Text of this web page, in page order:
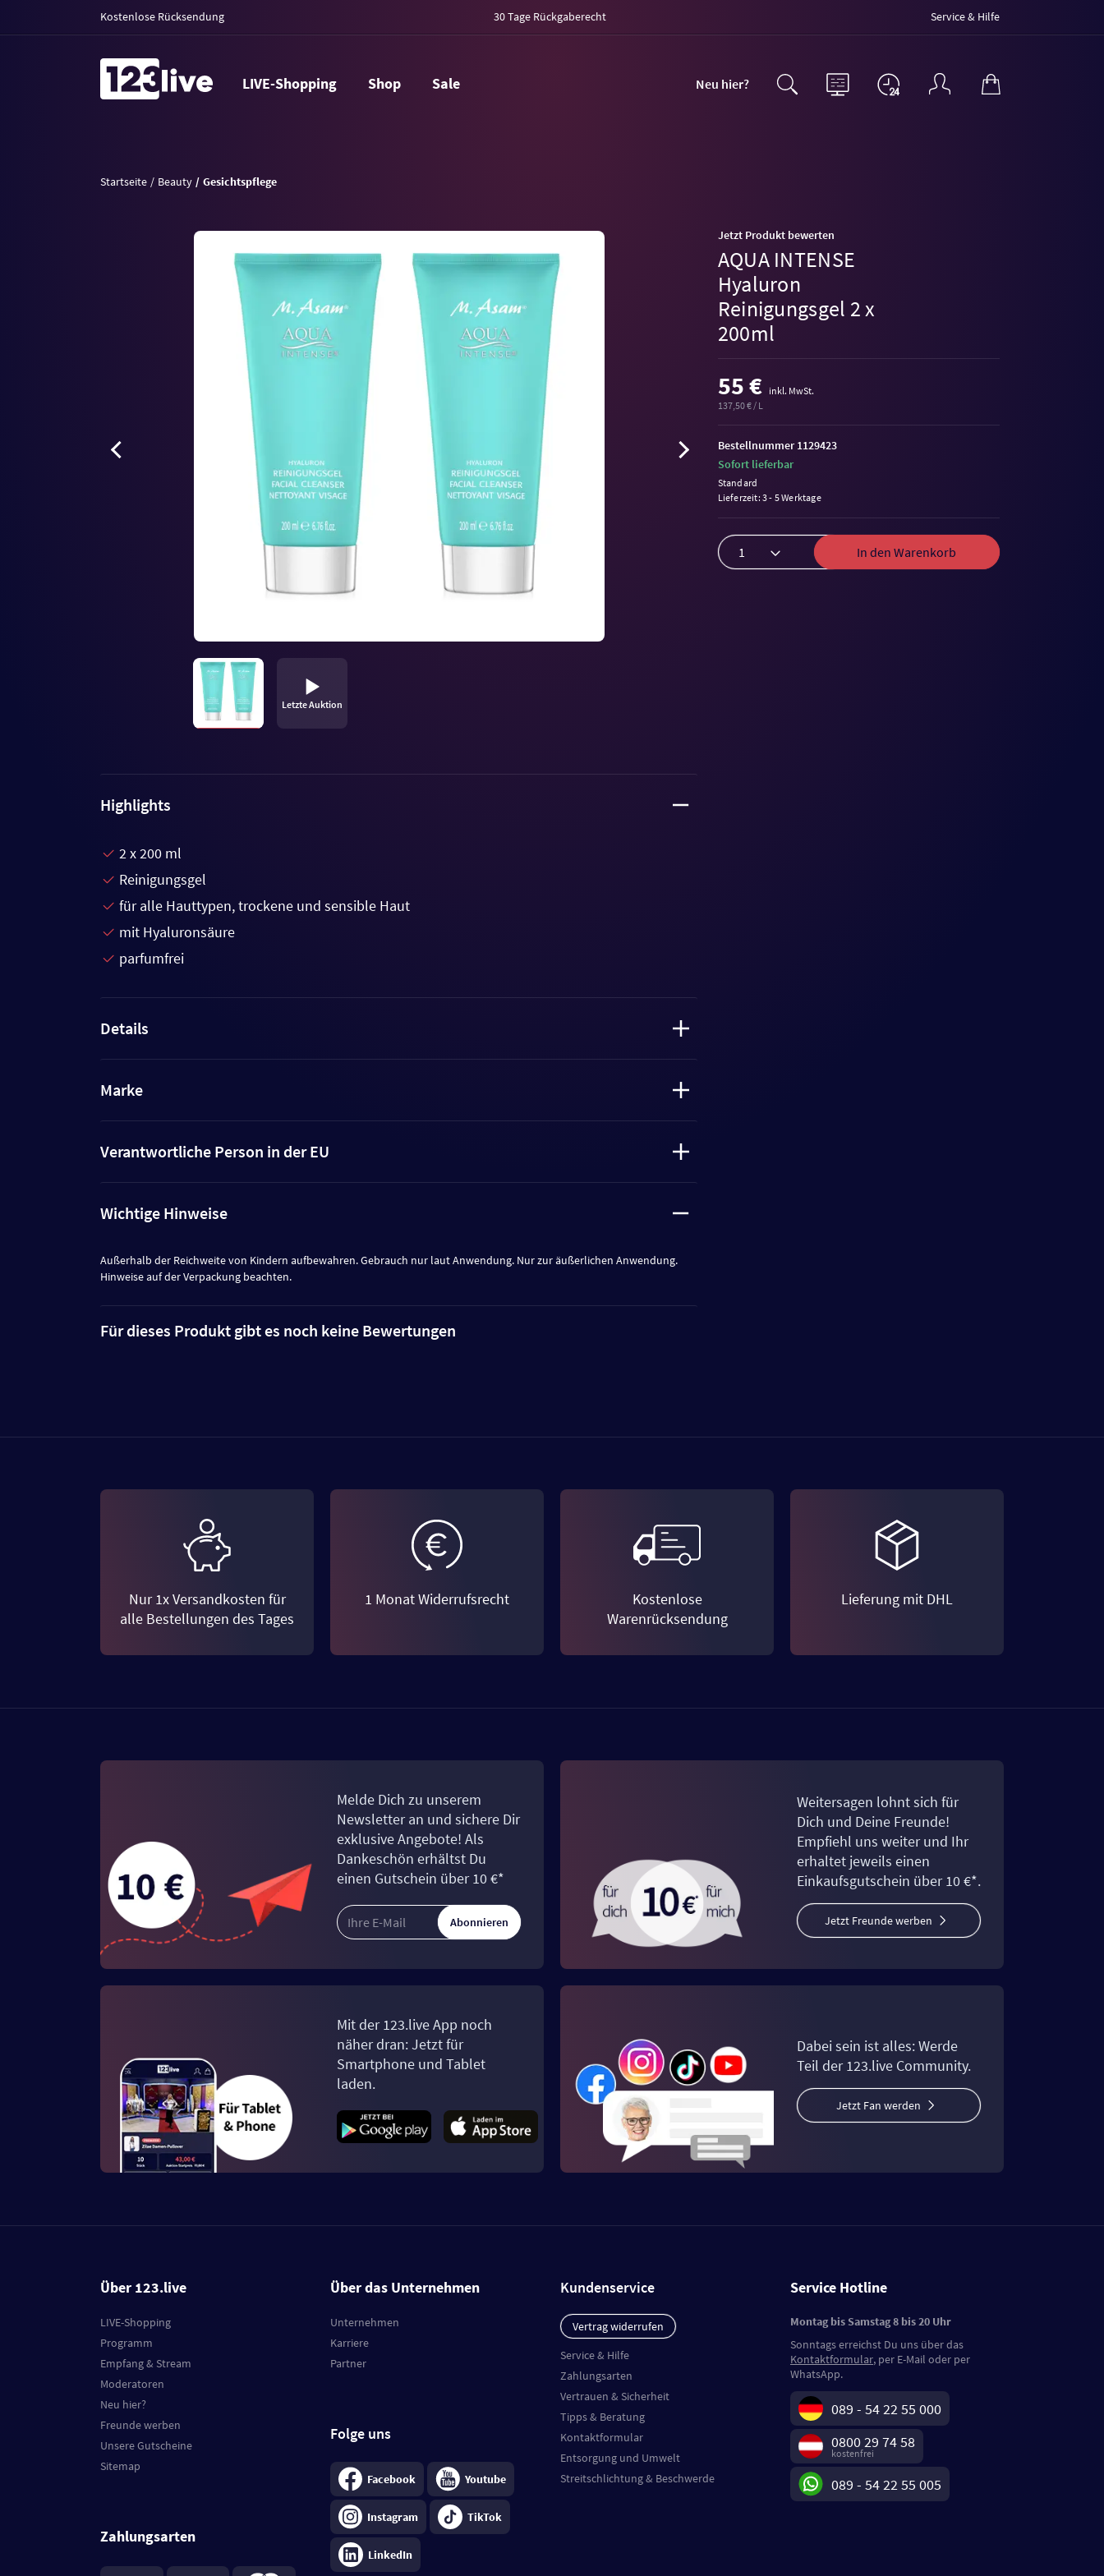
Kostenlose Rücksendung 30 Tage Rückgaberecht Service & Hilfe
LIVE-Shopping Shop Sale Neu hier?
Startseite Beauty Gesichtspflege
Volume
Letzte Auktion
Jetzt Produkt bewerten
AQUA INTENSE
Hyaluron
Reinigungsgel 2 x
200ml
55 €
inkl. MwSt.
137,50 € / L
In den Warenkorb
Bestellnummer 1129423
Sofort lieferbar
Standard
Lieferzeit: 3 - 5 Werktage
Highlights
2 x 200 ml
Reinigungsgel
für alle Hauttypen, trockene und sensible Haut
mit Hyaluronsäure
parfumfrei
Details
Marke
Verantwortliche Person in der EU
Wichtige Hinweise
Außerhalb der Reichweite von Kindern aufbewahren. Gebrauch nur laut Anwendung. Nur zur äußerlichen Anwendung.
Hinweise auf der Verpackung beachten.
Für dieses Produkt gibt es noch keine Bewertungen
Nur 1x Versandkosten für
alle Bestellungen des Tages
1 Monat Widerrufsrecht
Kostenlose
Warenrücksendung
Lieferung mit DHL
Melde Dich zu unserem
Newsletter an und sichere Dir
exklusive Angebote! Als
Dankeschön erhältst Du
einen Gutschein über 10 €*
Abonnieren
Weitersagen lohnt sich für
Dich und Deine Freunde!
Empfiehl uns weiter und Ihr
erhaltet jeweils einen
Einkaufsgutschein über 10 €*.
Jetzt Freunde werben
Mit der 123.live App noch
näher dran: Jetzt für
Smartphone und Tablet
laden.
Dabei sein ist alles: Werde
Teil der 123.live Community.
Jetzt Fan werden
Über 123.live
LIVE-Shopping
Programm
Empfang & Stream
Moderatoren
Neu hier?
Freunde werben
Unsere Gutscheine
Sitemap
Zahlungsarten
Über das Unternehmen
Unternehmen
Karriere
Partner
Folge uns
Facebook Youtube
Instagram TikTok
LinkedIn
Kundenservice
Vertrag widerrufen
Service & Hilfe
Zahlungsarten
Vertrauen & Sicherheit
Tipps & Beratung
Kontaktformular
Entsorgung und Umwelt
Streitschlichtung & Beschwerde
Service Hotline
Montag bis Samstag 8 bis 20 Uhr
Sonntags erreichst Du uns über das
Kontaktformular, per E-Mail oder per
WhatsApp.
089 - 54 22 55 000
0800 29 74 58
kostenfrei
089 - 54 22 55 005